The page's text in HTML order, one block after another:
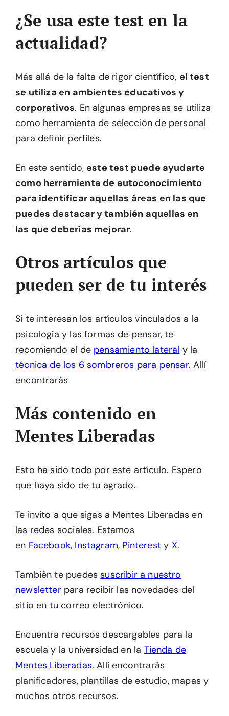
¿Se usa este test en la
actualidad?
Más allá de la falta de rigor científico, el test
se utiliza en ambientes educativos y
corporativos. En algunas empresas se utiliza
como herramienta de selección de personal
para definir perfiles.
En este sentido, este test puede ayudarte
como herramienta de autoconocimiento
para identificar aquellas áreas en las que
puedes destacar y también aquellas en
las que deberías mejorar.
Otros artículos que
pueden ser de tu interés
Si te interesan los artículos vinculados a la
psicología y las formas de pensar, te
recomiendo el de pensamiento lateral y la
técnica de los 6 sombreros para pensar. Allí
encontrarás
Más contenido en
Mentes Liberadas
Esto ha sido todo por este artículo. Espero
que haya sido de tu agrado.
Te invito a que sigas a Mentes Liberadas en
las redes sociales. Estamos
en Facebook, Instagram, Pinteresty X.
También te puedessuscribir a nuestro
newsletterpara recibir las novedades del
sitio en tu correo electrónico.
Encuentra recursos descargables para la
escuela y la universidad en la Tienda de
Mentes Liberadas. Allí encontrarás
planificadores, plantillas de estudio, mapas y
muchos otros recursos.